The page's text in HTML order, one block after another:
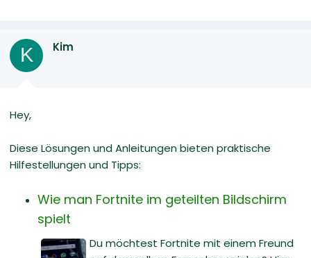
K Kim
Hey,
Diese Lösungen und Anleitungen bieten praktische
Hilfestellungen und Tipps:
Wie man Fortnite im geteilten Bildschirm
spielt
Du möchtest Fortnite mit einem Freund